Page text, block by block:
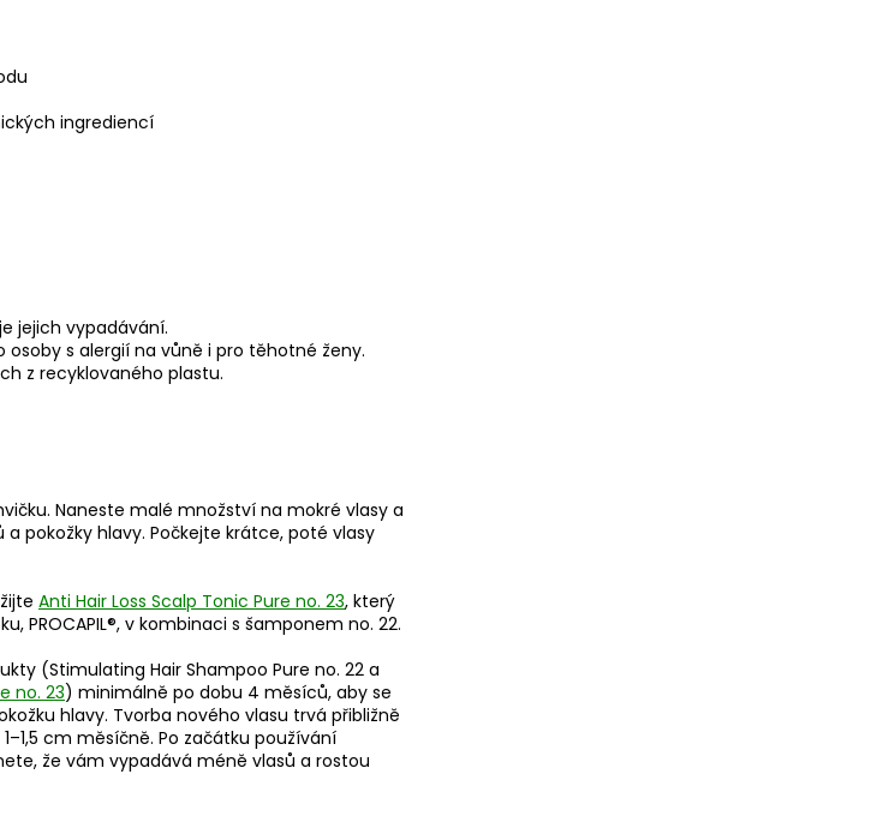
ingrediencí
jejich vypadávání.
osoby s alergií na vůně i pro těhotné ženy.
z recyklovaného plastu.
Naneste malé množství na mokré vlasy a
pokožky hlavy. Počkejte krátce, poté vlasy
Anti Hair Loss Scalp Tonic Pure no. 23, který
PROCAPIL®, v kombinaci s šamponem no. 22.
(Stimulating Hair Shampoo Pure no. 22 a
no. 23) minimálně po dobu 4 měsíců, aby se
hlavy. Tvorba nového vlasu trvá přibližně
cm měsíčně. Po začátku používání
že vám vypadává méně vlasů a rostou